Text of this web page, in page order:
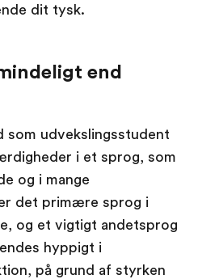
dit tysk.
end
som udvekslingsstudent
i et sprog, som
og i mange
det primære sprog i
og et vigtigt andetsprog
hyppigt i
på grund af styrken